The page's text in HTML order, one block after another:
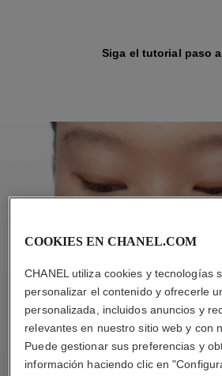
Siga el tutorial paso
COOKIES EN CHANEL.COM
CHANEL utiliza cookies y tecnologías
personalizar el contenido y ofrecerle
personalizada, incluidos anuncios y
relevantes en nuestro sitio web y con
Puede gestionar sus preferencias y
información haciendo clic en